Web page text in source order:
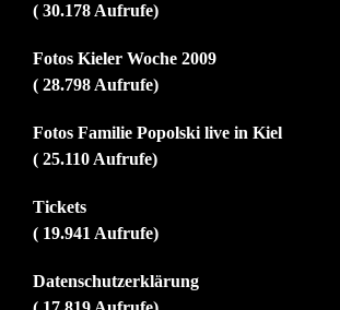
( 30.178 Aufrufe)
Fotos Kieler Woche 2009
( 28.798 Aufrufe)
Fotos Familie Popolski live in Kiel
( 25.110 Aufrufe)
Tickets
( 19.941 Aufrufe)
Datenschutzerklärung